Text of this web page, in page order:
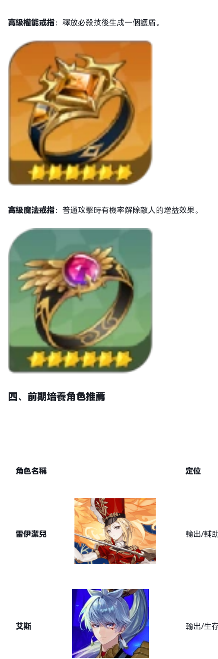
高級權能戒指：釋放必殺技後生成一個護盾。
高級魔法戒指：普通攻擊時有機率解除敵人的增益效果。
四、 前期培養角色推薦
角色名稱 定位
雷伊潔兒 輸出/輔
艾斯 輸出/生